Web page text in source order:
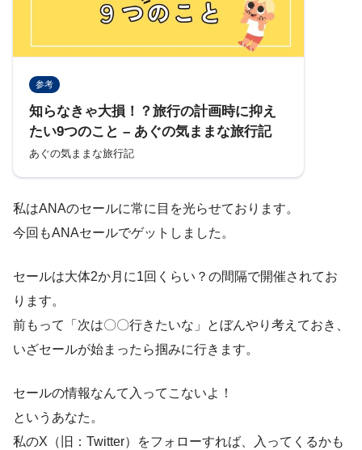
参考
知らなきゃ大損！？旅行の計画時に抑え
たい9つのこと – あぐの気ままな旅行記
あぐの気ままな旅行記
私はANAのセールに常に目を光らせております。
今回もANAセールでゲットしました。
セールは大体2か月に1回くらい？の間隔で開催されてお
ります。
前もって「次は〇〇行きたいな」とぼんやり考えておき、
いざセールが始まったら掴みに行きます。
セールの情報なんて入ってこないよ！
というあなた。
私のX（旧：Twitter）をフォローすれば、入ってくるかも